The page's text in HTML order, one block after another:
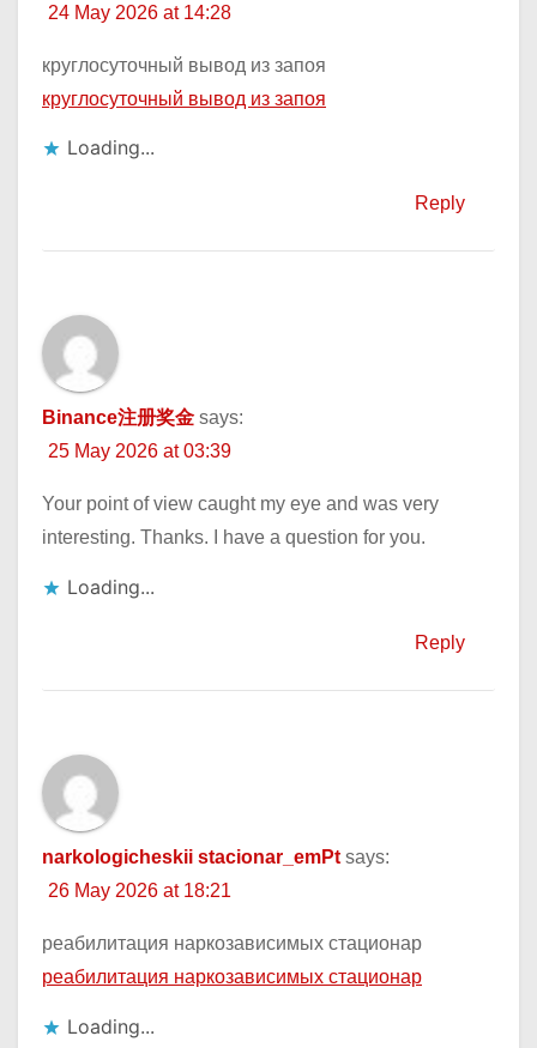
24 May 2026 at 14:28
круглосуточный вывод из запоя
круглосуточный вывод из запоя
Loading...
Reply
Binance注册奖金 says:
25 May 2026 at 03:39
Your point of view caught my eye and was very
interesting. Thanks. I have a question for you.
Loading...
Reply
narkologicheskii stacionar_emPt says:
26 May 2026 at 18:21
реабилитация наркозависимых стационар
реабилитация наркозависимых стационар
Loading...